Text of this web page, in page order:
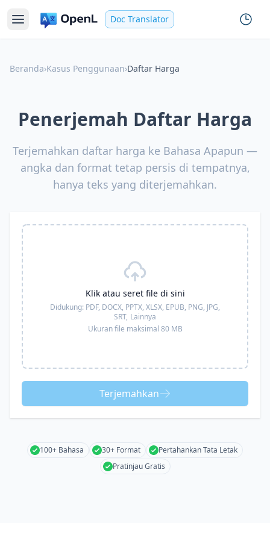
Doc Translator
Beranda›Kasus Penggunaan›Daftar Harga
Penerjemah Daftar Harga
Terjemahkan daftar harga ke Bahasa Apapun —
angka dan format tetap persis di tempatnya,
hanya teks yang diterjemahkan.
Klik atau seret file di sini
Didukung: PDF, DOCX, PPTX, XLSX, EPUB, PNG, JPG,
SRT, Lainnya
Ukuran file maksimal 80 MB
Terjemahkan
100+ Bahasa 30+ Format
Pertahankan Tata Letak
Pratinjau Gratis